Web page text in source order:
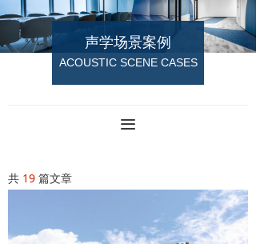
끀
共 19 篇文章
声学场景案例
ACOUSTIC SCENE CASES